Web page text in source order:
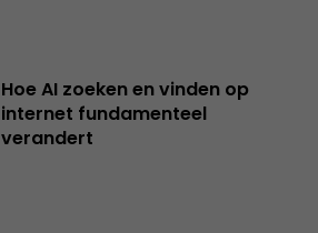
Hoe AI zoeken en vinden op
internet fundamenteel
verandert